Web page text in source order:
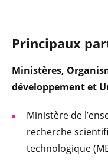
Principaux
Ministères,
développement et
Ministère de
recherche
technologique